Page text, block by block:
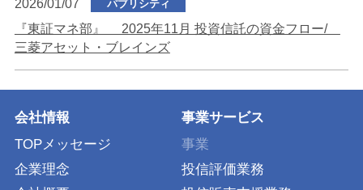
2026/01/07 パブリシティ
『東証マネ部』 2025年11月 投資信託の資金フロー/
三菱アセット・ブレインズ
会社情報
TOPメッセージ
企業理念
事業サービス
事業
投信評価業務